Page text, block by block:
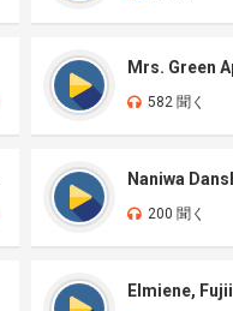
582 聞く
200 聞く